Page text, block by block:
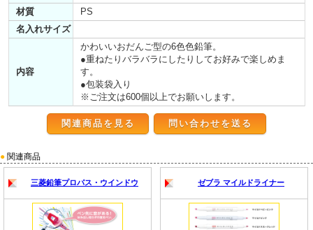
材質
PS
名入れサイズ
内容
かわいいおだんご型の6色色鉛筆。
●重ねたりバラバラにしたりしてお好みで楽しめま
す。
●包装袋入り
※ご注文は600個以上でお願いします。
関連商品を見る
● 関連商品
三菱鉛筆プロパス・ウインドウ ゼブラ マイルドライナー